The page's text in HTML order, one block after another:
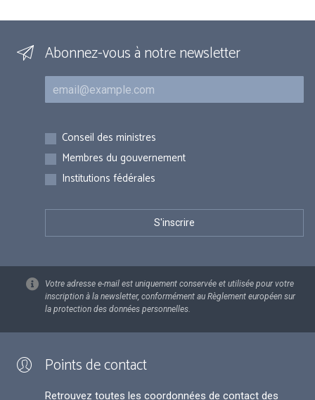
Abonnez-vous à notre newsletter
Courriel
Inscriptions
Conseil des ministres
Membres du gouvernement
Institutions fédérales
Votre adresse e-mail est uniquement conservée et utilisée pour votre
inscription à la newsletter, conformément au Règlement européen sur
la protection des données personnelles.
Points de contact
Retrouvez toutes les coordonnées de contact des